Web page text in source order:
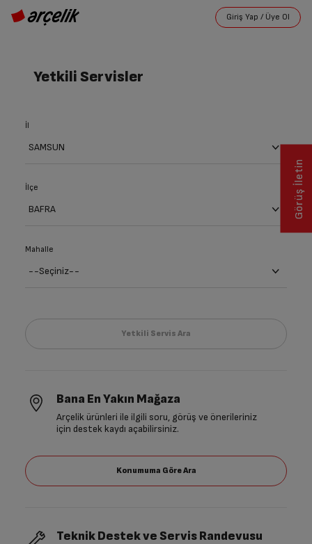
Yetkili Servisler
İl
İlçe
Mahalle
Bana En Yakın Mağaza
Arçelik ürünleri ile ilgili soru, görüş ve önerileriniz
için destek kaydı açabilirsiniz.
Teknik Destek ve Servis Randevusu
Görüş İletin